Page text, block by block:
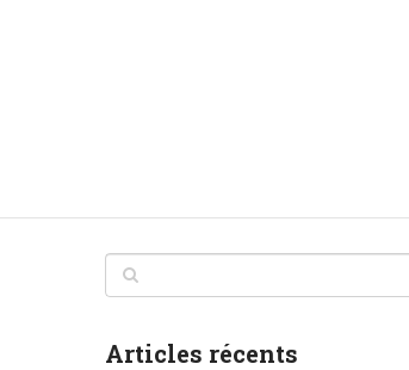
Articles récents